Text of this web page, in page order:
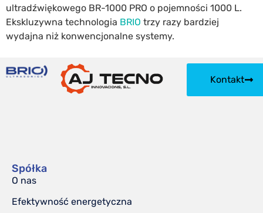
ultradźwiękowego BR-1000 PRO o pojemności 1000 L.
Ekskluzywna technologia BRIO trzy razy bardziej
wydajna niż konwencjonalne systemy.
Kontakt
Spółka
O nas
Efektywność energetyczna